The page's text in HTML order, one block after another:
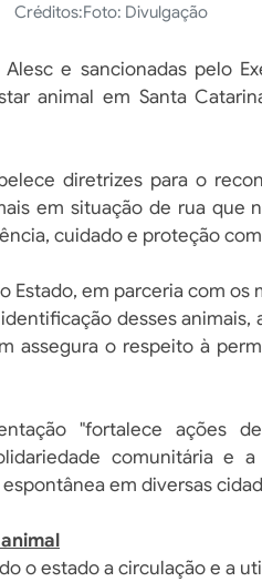
Créditos:Foto: Divulgação
e sancionadas pelo
animal em Santa
diretrizes para o
em situação de rua que
cuidado e proteção
Estado, em parceria com os
desses animais,
assegura o respeito à
"fortalece ações
comunitária e
em diversas
o estado a circulação e a